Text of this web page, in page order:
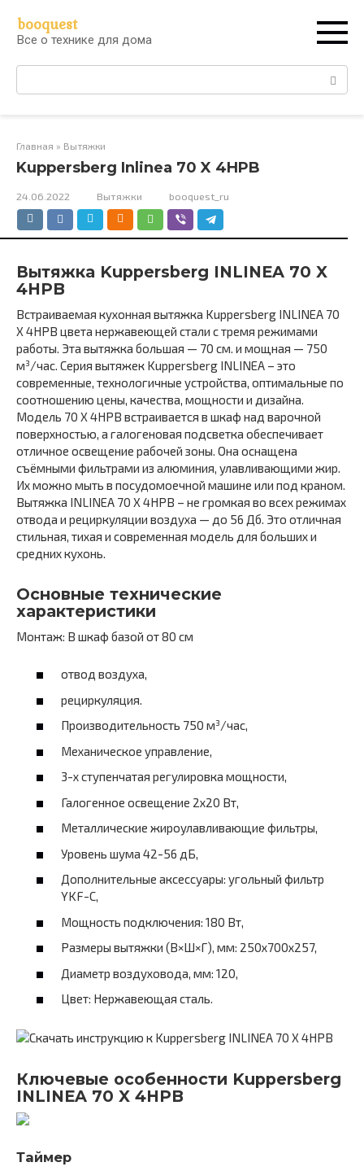
контенту
booquest
Все о технике для дома
Поиск:
Главная » Вытяжки
Kuppersberg Inlinea 70 X 4HPB
24.06.2022 Вытяжки booquest_ru
Вытяжка Kuppersberg INLINEA 70 X
4HPB
Встраиваемая кухонная вытяжка Kuppersberg INLINEA 70
X 4HPB цвета нержавеющей стали c тремя режимами
работы. Эта вытяжка большая — 70 см. и мощная — 750
м³/час. Серия вытяжек Kuppersberg INLINEA – это
современные, технологичные устройства, оптимальные по
соотношению цены, качества, мощности и дизайна.
Модель 70 X 4HPB встраивается в шкаф над варочной
поверхностью, а галогеновая подсветка обеспечивает
отличное освещение рабочей зоны. Она оснащена
съёмными фильтрами из алюминия, улавливающими жир.
Их можно мыть в посудомоечной машине или под краном.
Вытяжка INLINEA 70 X 4HPB – не громкая во всех режимах
отвода и рециркуляции воздуха — до 56 Дб. Это отличная
стильная, тихая и современная модель для больших и
средних кухонь.
Основные технические
характеристики
Монтаж: В шкаф базой от 80 см
отвод воздуха,
рециркуляция.
Производительность 750 м³/час,
Механическое управление,
3-х ступенчатая регулировка мощности,
Галогенное освещение 2х20 Вт,
Металлические жироулавливающие фильтры,
Уровень шума 42-56 дБ,
Дополнительные аксессуары: угольный фильтр
YKF-C,
Мощность подключения: 180 Вт,
Размеры вытяжки (В×Ш×Г), мм: 250х700х257,
Диаметр воздуховода, мм: 120,
Цвет: Нержавеющая сталь.
Ключевые особенности Kuppersberg
INLINEA 70 X 4HPB
Таймер